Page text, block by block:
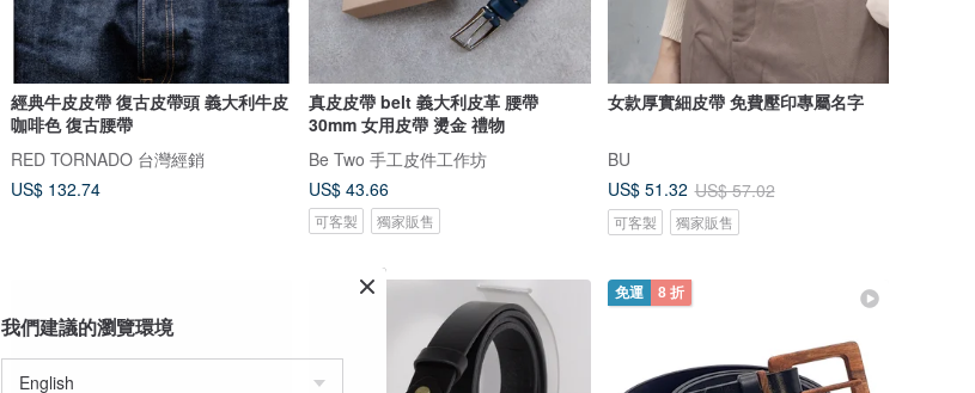
經典牛皮皮帶 復古皮帶頭 義大利牛皮
咖啡色 復古腰帶
RED TORNADO 台灣經銷
US$ 132.74
真皮皮帶 belt 義大利皮革 腰帶
30mm 女用皮帶 燙金 禮物
Be Two 手工皮件工作坊
US$ 43.66
可客製 獨家販售
女款厚實細皮帶 免費壓印專屬名字
BU
US$ 51.32 US$ 57.02
可客製 獨家販售
免運 8 折
我們建議的瀏覽環境